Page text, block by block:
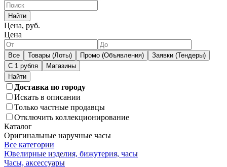
Найти
Цена, руб.
Цена
Все Товары (Лоты) Промо (Объявления)
Заявки (Тендеры)
С 1 рубля
Магазины
Доставка по городу
Искать в описании
Только частные продавцы
Отключить коллекционирование
Каталог
Оригинальные наручные часы
Все категории
Ювелирные изделия, бижутерия, часы
Часы, аксессуары